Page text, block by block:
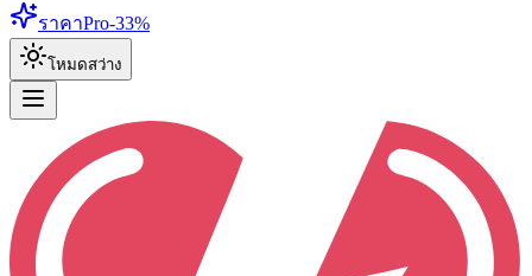
ราคาPro-33%
โหมดสว่าง